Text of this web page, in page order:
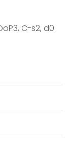
C-s2, d0